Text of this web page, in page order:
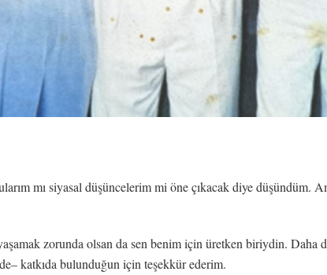
mı siyasal düşüncelerim mi öne çıkacak diye düşündüm.
zorunda olsan da sen benim için üretken biriydin. Daha
katkıda bulunduğun için teşekkür ederim.